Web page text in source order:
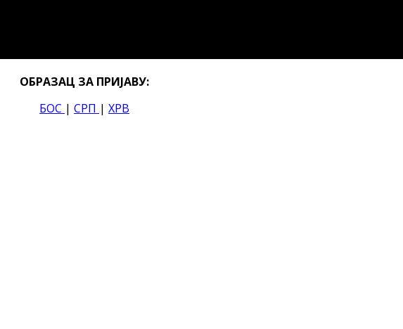
ОБРАЗАЦ ЗА ПРИЈАВУ:
БОС | СРП | ХРВ